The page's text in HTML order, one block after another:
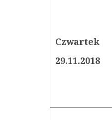
Czwartek
29.11.2018